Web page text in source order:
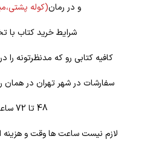
و در رمان(کوله
شرایط خرید کتاب با
کافیه کتابی رو که مدنظرتونه
سفارشات در شهر تهران در همان
لازم نیست ساعت ها وقت و هزینه